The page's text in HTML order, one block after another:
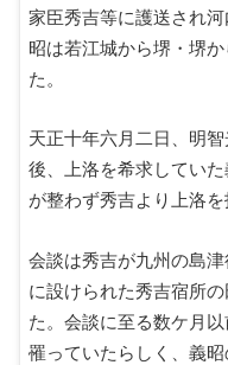
家臣秀吉等に護送され
昭は若江城から堺・堺
た。
天正十年六月二日、明
後、上洛を希求してい
が整わず秀吉より上洛を
会談は秀吉が九州の島
に設けられた秀吉宿所
た。会談に至る数ケ月
罹っていたらしく、義